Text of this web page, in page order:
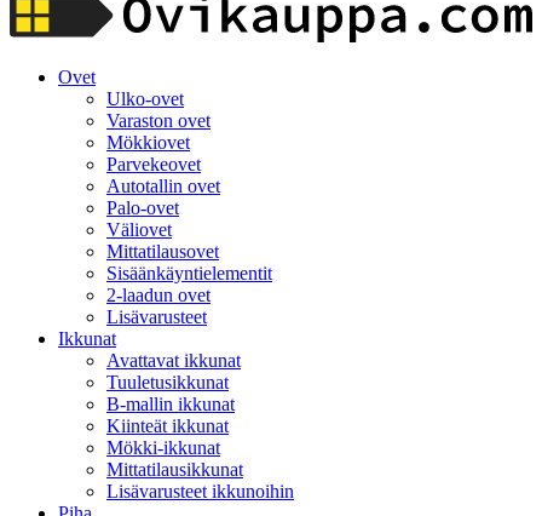
Ovet
Ulko-ovet
Varaston ovet
Mökkiovet
Parvekeovet
Autotallin ovet
Palo-ovet
Väliovet
Mittatilausovet
Sisäänkäyntielementit
2-laadun ovet
Lisävarusteet
Ikkunat
Avattavat ikkunat
Tuuletusikkunat
B-mallin ikkunat
Kiinteät ikkunat
Mökki-ikkunat
Mittatilausikkunat
Lisävarusteet ikkunoihin